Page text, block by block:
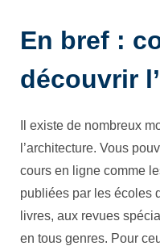
En bref :
découvrir
Il existe de nombreux
l’architecture. Vous
cours en ligne comme
publiées par les écoles
livres, aux revues
en tous genres. Pour